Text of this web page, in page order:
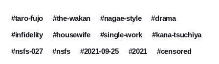
#taro-fujo #the-wakan #nagae-style
#drama
#infidelity
#housewife #single-work
#kana-tsuchiya
#nsfs-027
#nsfs #2021-09-25 #2021 #censored